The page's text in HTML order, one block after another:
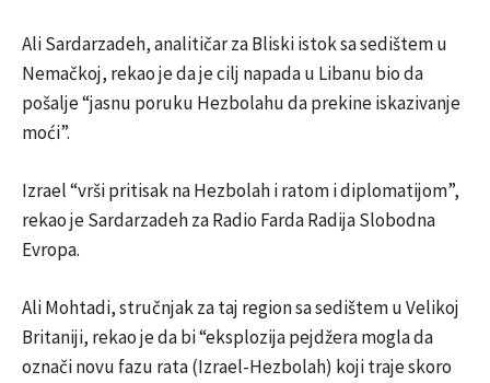
Ali Sardarzadeh, analitičar za Bliski istok sa sedištem u
Nemačkoj, rekao je da je cilj napada u Libanu bio da
pošalje “jasnu poruku Hezbolahu da prekine iskazivanje
moći”.
Izrael “vrši pritisak na Hezbolah i ratom i diplomatijom”,
rekao je Sardarzadeh za Radio Farda Radija Slobodna
Evropa.
Ali Mohtadi, stručnjak za taj region sa sedištem u Velikoj
Britaniji, rekao je da bi “eksplozija pejdžera mogla da
označi novu fazu rata (Izrael-Hezbolah) koji traje skoro